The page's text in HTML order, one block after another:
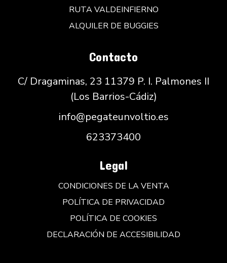
RUTA VALDEINFIERNO
ALQUILER DE BUGGIES
Contacto
C/ Dragaminas, 23 11379 P. I. Palmones II
(Los Barrios-Cádiz)
info@pegateunvoltio.es
623373400
Legal
CONDICIONES DE LA VENTA
POLÍTICA DE PRIVACIDAD
POLÍTICA DE COOKIES
DECLARACIÓN DE ACCESIBILIDAD